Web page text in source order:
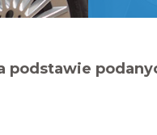
podstawie